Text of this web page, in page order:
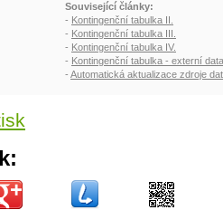
Související články:
- Kontingenční tabulka II.
- Kontingenční tabulka III.
- Kontingenční tabulka IV.
- Kontingenční tabulka - externí
- Automatická aktualizace zdroje